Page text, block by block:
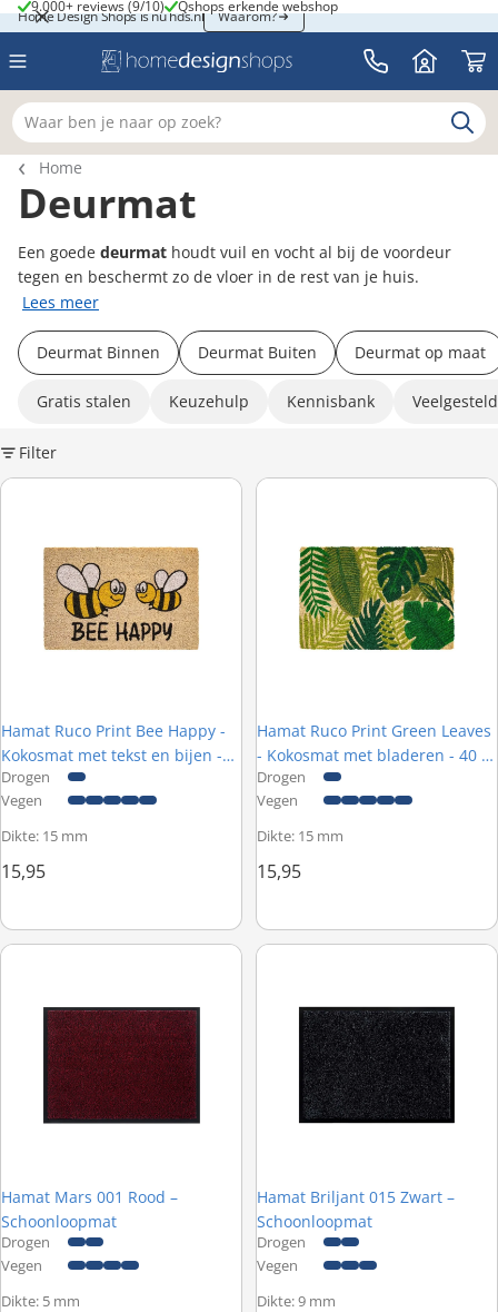
Home Design Shops is nu hds.nl
Home Design Shops is nu hds.nl Waarom?
9.000+ reviews (9/10)
9.000+ reviews (9/10) Qshops erkende webshop
Qshops erkende webshop
Waar ben je naar op zoek?
Breadcrumb navigatie
Home
Deurmat
Een goede deurmat houdt vuil en vocht al bij de voordeur
tegen en beschermt zo de vloer in de rest van je huis.
Lees meer
Deurmat Binnen Deurmat Buiten Deurmat op maat
Gratis stalen Keuzehulp Kennisbank
Filter
Hamat Ruco Print Bee Happy - Kokosmat met tekst en bijen - 40 x
Hamat Ruco Print Bee Happy -
Kokosmat met tekst en bijen -
40 x 60 cm
Drogen
Vegen
Dikte: 15 mm
15,95
Hamat Ruco Print Green
Hamat Ruco Print Green Leaves
- Kokosmat met bladeren - 40 x
60 cm
Drogen
Vegen
Dikte: 15 mm
15,95
Hamat Mars 001 Rood – Schoonloopmat
Hamat Mars 001 Rood –
Schoonloopmat
Drogen
Vegen
Dikte: 5 mm
Hamat Briljant 015 Zwart –
Hamat Briljant 015 Zwart –
Schoonloopmat
Drogen
Vegen
Dikte: 9 mm